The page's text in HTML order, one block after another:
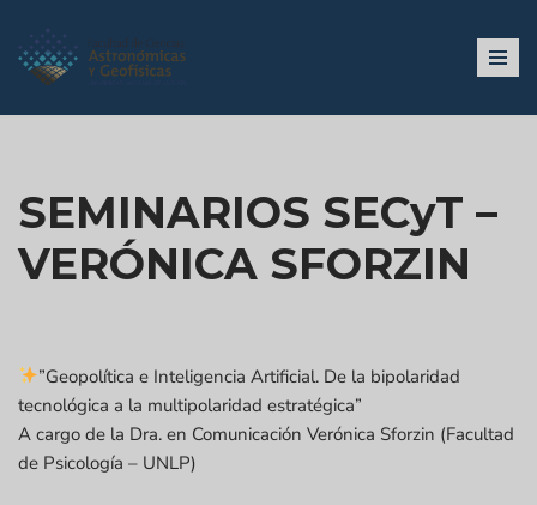
Ir
contenido
SEMINARIOS SECyT –
VERÓNICA SFORZIN
”Geopolítica e Inteligencia Artificial. De la bipolaridad
tecnológica a la multipolaridad estratégica”
A cargo de la Dra. en Comunicación Verónica Sforzin (Facultad
de Psicología – UNLP)